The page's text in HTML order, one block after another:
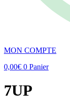
MON COMPTE
0,00€ 0 Panier
7UP